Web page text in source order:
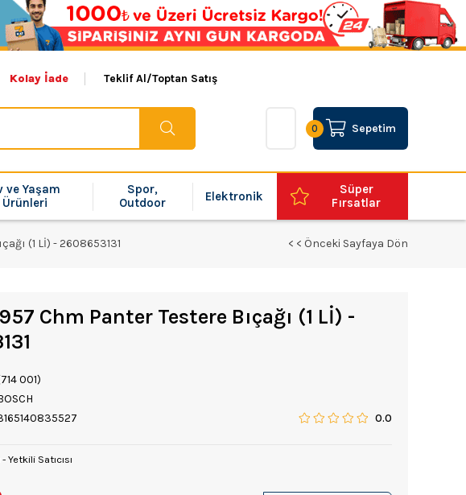
Kolay İade Teklif Al/Toptan Satış
Sepetim
0
ve Yaşam
Ürünleri
Spor,
Outdoor
Elektronik
Süper
Fırsatlar
(1 Lİ) - 2608653131 < < Önceki Sayfaya Dön
Chm Panter Testere Bıçağı (1 Lİ) -
001)
0.0
Yetkili Satıcısı